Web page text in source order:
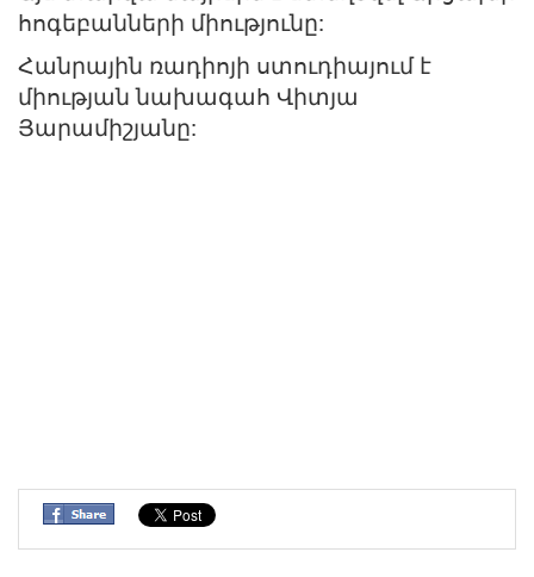
հոգեբանների միությունը:
Հանրային ռադիոյի ստուդիայում է
միության նախագահ Վիտյա
Յարամիշյանը: